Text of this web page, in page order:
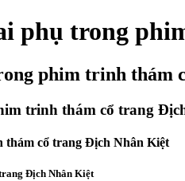
phụ trong
phim trinh thám
trinh thám cổ trang
cổ trang Địch Nhân Kiệt
Địch Nhân Kiệt